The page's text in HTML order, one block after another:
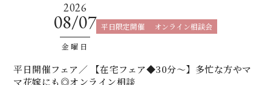
2026
08/07
金曜日
平日限定開催 オンライン相談会
平日開催フェア／ 【在宅フェア◆30分〜】多忙な方やマ
マ花嫁にも◎オンライン相談